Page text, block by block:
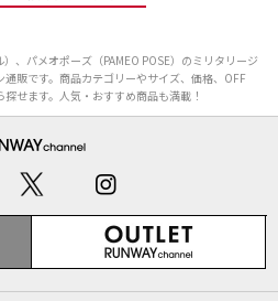
、パメオポーズ（PAMEO POSE）のミリタリージ
販です。商品カテゴリーやサイズ、価格、OFF
せます。人気・おすすめ商品も満載！